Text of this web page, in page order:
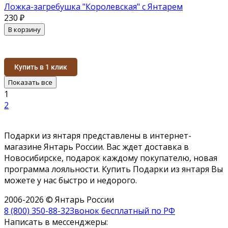
Ложка-загребушка "Королевская" с Янтарем
230 ₽
В корзину
Купить в 1 клик
Показать все
1
2
Подарки из янтаря представлены в интернет-
магазине Янтарь России. Вас ждет доставка в
Новосибирске, подарок каждому покупателю, новая
программа лояльности. Купить Подарки из янтаря Вы
можете у нас быстро и недорого.
2006-2026 © Янтарь России
8 (800) 350-88-32Звонок бесплатный по РФ
Написать в мессенджеры: